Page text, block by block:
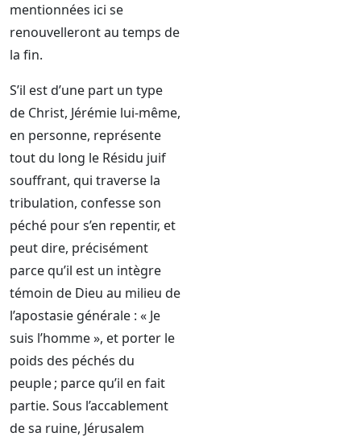
mentionnées ici se
renouvelleront au temps de
la fin.
S’il est d’une part un type
de Christ, Jérémie lui-même,
en personne, représente
tout du long le Résidu juif
souffrant, qui traverse la
tribulation, confesse son
péché pour s’en repentir, et
peut dire, précisément
parce qu’il est un intègre
témoin de Dieu au milieu de
l’apostasie générale : « Je
suis l’homme », et porter le
poids des péchés du
peuple ; parce qu’il en fait
partie. Sous l’accablement
de sa ruine, Jérusalem